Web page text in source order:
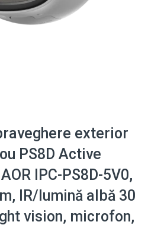
exterior
PS8D Active
IPC-PS8D-5V0,
IR/lumină albă 30
vision, microfon,